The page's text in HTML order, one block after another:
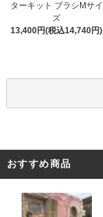
ターキット ブラシMサイ
ズ
13,400円(税込14,740円)
おすすめ商品